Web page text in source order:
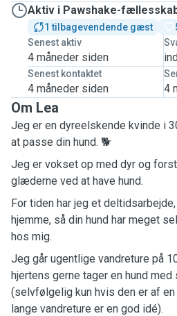
Aktiv i Pawshake-
1 tilbagevendende gæst
Senest aktiv
4 måneder siden
Senest kontaktet
4 måneder siden 4
Om Lea
Jeg er en dyreelskende kvinde i
at passe din hund. 🐕
Jeg er vokset op med dyr og
glæderne ved at have hund.
For tiden har jeg et
hjemme, så din hund har meget
hos mig.
Jeg går ugentlige vandreture på
hjertens gerne tager en hund med
(selvfølgelig kun hvis den er af
lange vandreture er en god idé).